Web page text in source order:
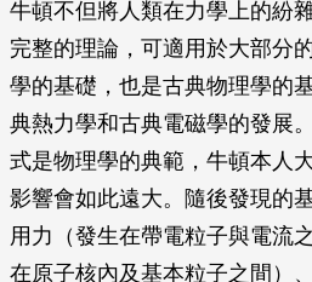
牛頓不但將人類在力學上的紛
完整的理論，可適用於大部分
學的基礎，也是古典物理學的
典熱力學和古典電磁學的發展
式是物理學的典範，牛頓本人
影響會如此遠大。隨後發現的
用力（發生在帶電粒子與電流
在原子核內及基本粒子之間）